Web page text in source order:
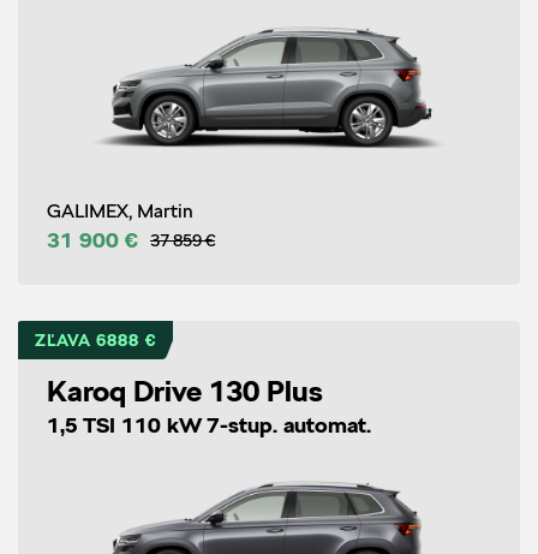
GALIMEX, Martin
31 900 € 37 859 €
ZĽAVA 6888 €
Karoq Drive 130 Plus
1,5 TSI 110 kW 7-stup. automat.